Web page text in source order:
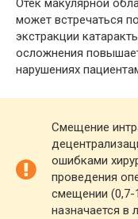
Отек макулярной
может встречаться
экстракции
осложнения
нарушениях
Смещение
ошибками
проведения
смещении (0,7-
назначается в